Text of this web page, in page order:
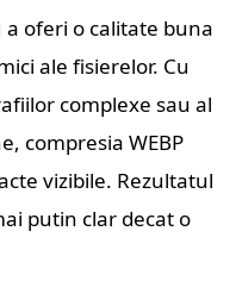
a oferi o calitate buna
ale fisierelor. Cu
complexe sau al
compresia WEBP
vizibile. Rezultatul
putin clar decat o